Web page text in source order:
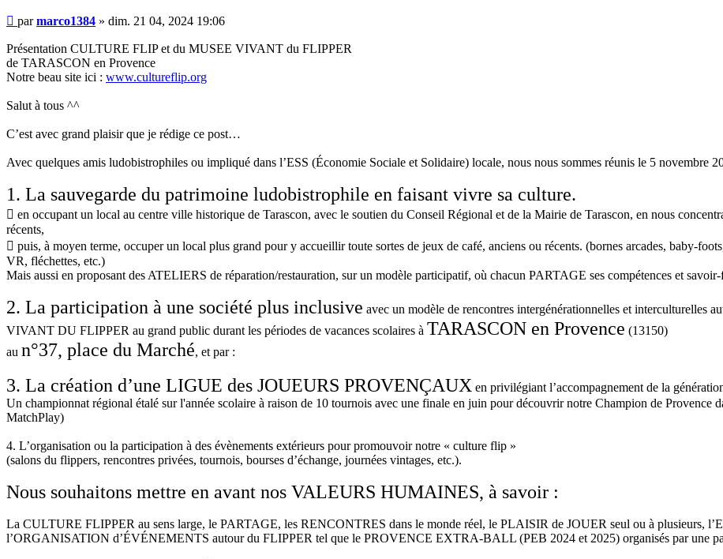
Message
parmarco1384 » dim. 21 04, 2024 19:06
Présentation CULTURE FLIP et du MUSEE VIVANT du FLIPPER
de TARASCON en Provence
Notre beau site ici : www.cultureflip.org
Salut à tous ^^
C’est avec grand plaisir que je rédige ce post…
Avec quelques amis ludobistrophiles ou impliqué dans l’ESS (Économie Sociale et Solidaire) locale, nous nous sommes réunis le 5 novembre
1. La sauvegarde du patrimoine ludobistrophile en faisant vivre sa culture.
 en occupant un local au centre ville historique de Tarascon, avec le soutien du Conseil Régional et de la Mairie de Tarascon, en nous
récents,
 puis, à moyen terme, occuper un local plus grand pour y accueillir toute sortes de jeux de café, anciens ou récents. (bornes arcades, baby-
VR, fléchettes, etc.)
Mais aussi en proposant des ATELIERS de réparation/restauration, sur un modèle participatif, où chacun PARTAGE ses compétences et
2. La participation à une société plus inclusive avec un modèle de rencontres intergénérationnelles et interculturelles
VIVANT DU FLIPPER au grand public durant les périodes de vacances scolaires à TARASCON en Provence (13150)
au n°37, place du Marché, et par :
3. La création d’une LIGUE des JOUEURS PROVENÇAUX en privilégiant l’accompagnement de la
Un championnat régional étalé sur l'année scolaire à raison de 10 tournois avec une finale en juin pour découvrir notre Champion de Provence
MatchPlay)
4. L’organisation ou la participation à des évènements extérieurs pour promouvoir notre « culture flip »
(salons du flippers, rencontres privées, tournois, bourses d’échange, journées vintages, etc.).
Nous souhaitons mettre en avant nos VALEURS HUMAINES, à savoir :
La CULTURE FLIPPER au sens large, le PARTAGE, les RENCONTRES dans le monde réel, le PLAISIR de JOUER seul ou à plusieurs,
l’ORGANISATION d’ÉVÉNEMENTS autour du FLIPPER tel que le PROVENCE EXTRA-BALL (PEB 2024 et 2025) organisés par une